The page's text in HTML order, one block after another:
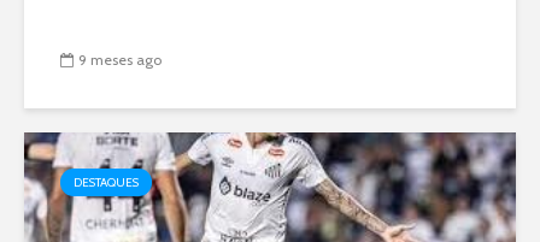
9 meses ago
DESTAQUES